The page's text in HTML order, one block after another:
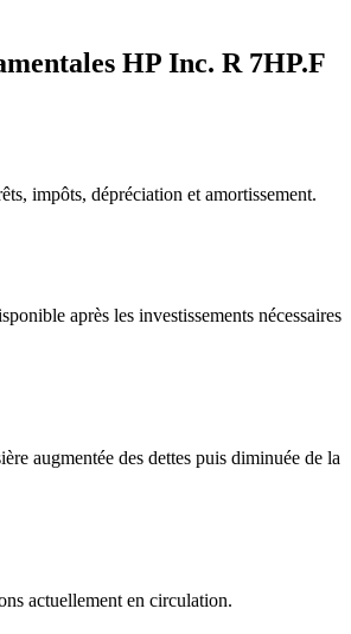
HP Inc. R 7HP.F
impôts, dépréciation et amortissement.
après les investissements nécessaires
augmentée des dettes puis diminuée de la
actuellement en circulation.